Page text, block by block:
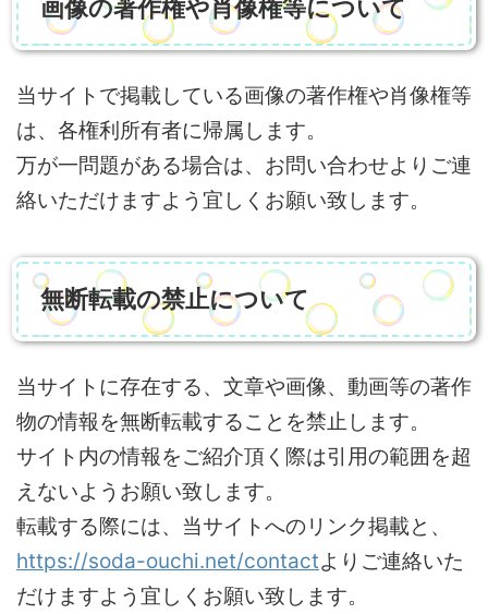
画像の著作権や肖像権等について
当サイトで掲載している画像の著作権や肖像権等
は、各権利所有者に帰属します。
万が一問題がある場合は、お問い合わせよりご連
絡いただけますよう宜しくお願い致します。
無断転載の禁止について
当サイトに存在する、文章や画像、動画等の著作
物の情報を無断転載することを禁止します。
サイト内の情報をご紹介頂く際は引用の範囲を超
えないようお願い致します。
転載する際には、当サイトへのリンク掲載と、
https://soda-ouchi.net/contactよりご連絡いた
だけますよう宜しくお願い致します。